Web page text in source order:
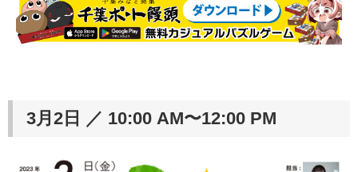
3月2日 ／ 10:00 AM〜12:00 PM